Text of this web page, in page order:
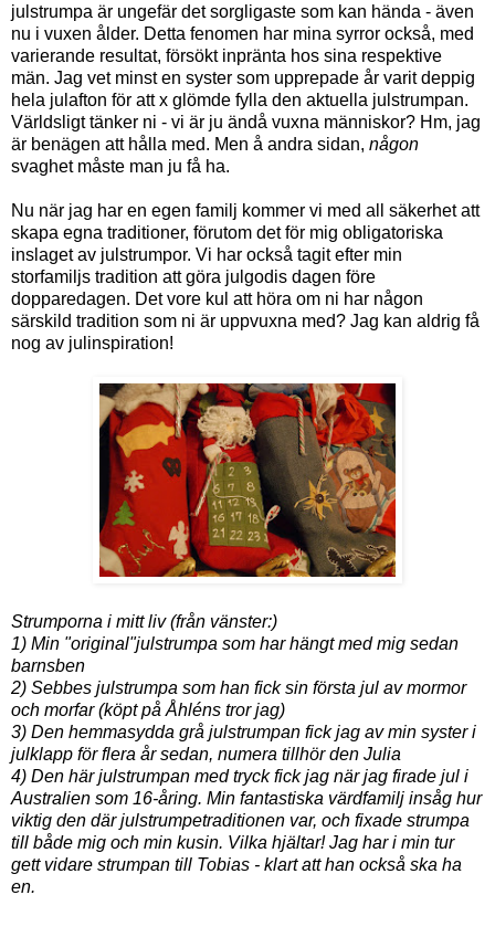
julstrumpa är ungefär det sorgligaste som kan hända - även
nu i vuxen ålder. Detta fenomen har mina syrror också, med
varierande resultat, försökt inpränta hos sina respektive
män. Jag vet minst en syster som upprepade år varit deppig
hela julafton för att x glömde fylla den aktuella julstrumpan.
Världsligt tänker ni - vi är ju ändå vuxna människor? Hm, jag
är benägen att hålla med. Men å andra sidan, någon
svaghet måste man ju få ha.
Nu när jag har en egen familj kommer vi med all säkerhet att
skapa egna traditioner, förutom det för mig obligatoriska
inslaget av julstrumpor. Vi har också tagit efter min
storfamiljs tradition att göra julgodis dagen före
dopparedagen. Det vore kul att höra om ni har någon
särskild tradition som ni är uppvuxna med? Jag kan aldrig få
nog av julinspiration!
Strumporna i mitt liv (från vänster:)
1) Min "original"julstrumpa som har hängt med mig sedan
barnsben
2) Sebbes julstrumpa som han fick sin första jul av mormor
och morfar (köpt på Åhléns tror jag)
3) Den hemmasydda grå julstrumpan fick jag av min syster i
julklapp för flera år sedan, numera tillhör den Julia
4) Den här julstrumpan med tryck fick jag när jag firade jul i
Australien som 16-åring. Min fantastiska värdfamilj insåg hur
viktig den där julstrumpetraditionen var, och fixade strumpa
till både mig och min kusin. Vilka hjältar! Jag har i min tur
gett vidare strumpan till Tobias - klart att han också ska ha
en.